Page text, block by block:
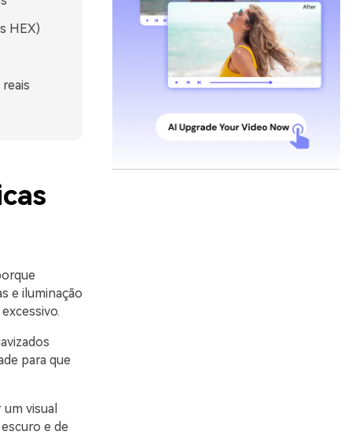
HEX)
e iluminação
para que
visual
e de